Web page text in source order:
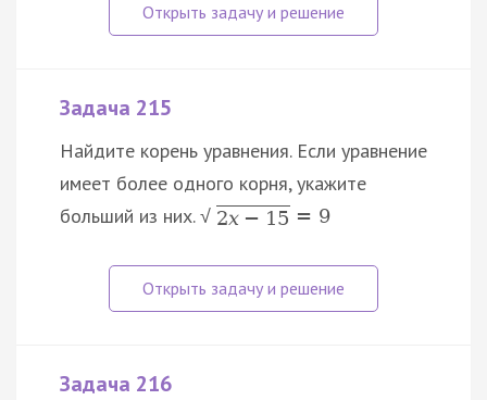
Задача 215
Найдите корень уравнения. Если уравнение
имеет более одного корня, укажите
больший из них. √ 2x − 15 = 9
Задача 216